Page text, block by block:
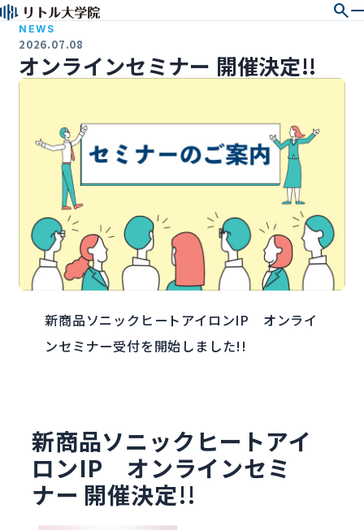
search
NEWS
2026.07.08
オンラインセミナー 開催決定!!
新商品ソニックヒートアイロンIP オンライ
ンセミナー受付を開始しました!!
新商品ソニックヒートアイ
ロンIP オンラインセミ
ナー 開催決定!!